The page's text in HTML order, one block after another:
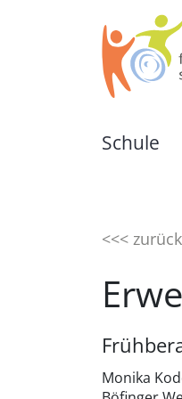
Schule
Für
<<< zurück
Monika